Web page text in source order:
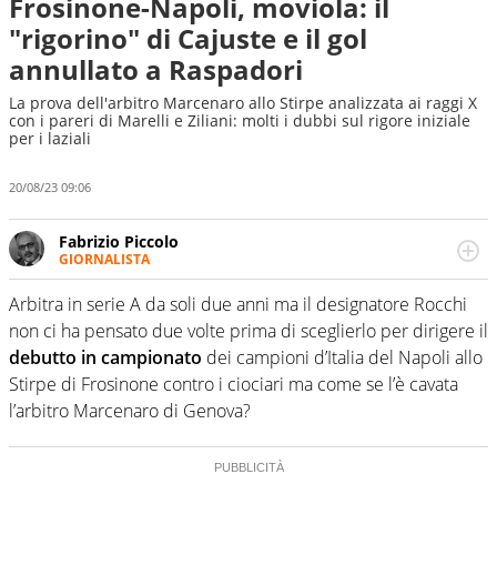
"rigorino" di Cajuste e il gol
annullato a Raspadori
La prova dell'arbitro Marcenaro allo Stirpe analizzata ai raggi X
con i pareri di Marelli e Ziliani: molti i dubbi sul rigore iniziale
per i laziali
20/08/23 09:06
Fabrizio Piccolo
GIORNALISTA
Nella sua carriera ha seguito numerose manifestazioni
sportive e collaborato con agenzie e testate. Esperienza,
competenza, conoscenza e memoria storica. Si occupa
prevalentemente di calcio
Arbitra in serie A da soli due anni ma il designatore Rocchi
non ci ha pensato due volte prima di sceglierlo per dirigere il
debutto in campionato dei campioni d’Italia del Napoli allo
Stirpe di Frosinone contro i ciociari ma come se l’è cavata
l’arbitro Marcenaro di Genova?